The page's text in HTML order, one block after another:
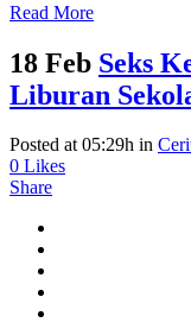
Read More
18 Feb Seks
Liburan
Posted at 05:29h in
0 Likes
Share